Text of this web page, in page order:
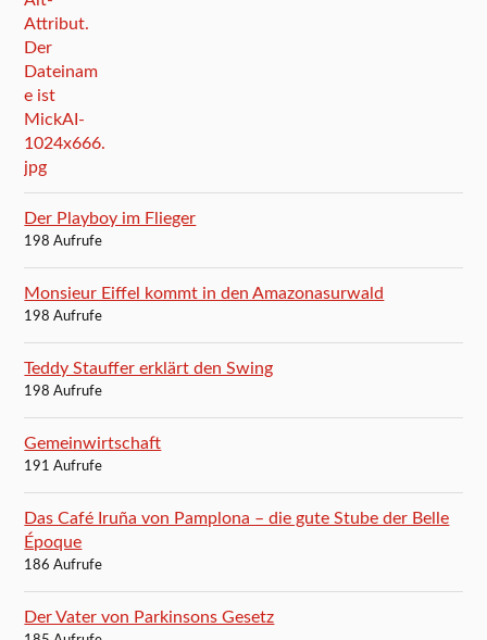
Der Playboy im Flieger
198 Aufrufe
Monsieur Eiffel kommt in den Amazonasurwald
198 Aufrufe
Teddy Stauffer erklärt den Swing
198 Aufrufe
Gemeinwirtschaft
191 Aufrufe
Das Café Iruña von Pamplona – die gute Stube der Belle
Époque
186 Aufrufe
Der Vater von Parkinsons Gesetz